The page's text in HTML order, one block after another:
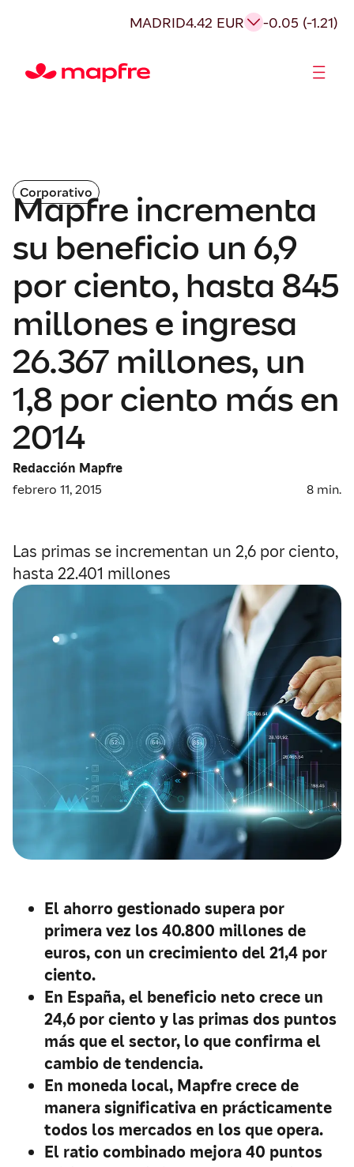
MADRID4.42 EUR -0.05 (-1.21)
Corporativo
Mapfre incrementa
su beneficio un 6,9
por ciento, hasta 845
millones e ingresa
26.367 millones, un
1,8 por ciento más en
2014
Redacción Mapfre
febrero 11, 2015
8 min.
Las primas se incrementan un 2,6 por ciento,
hasta 22.401 millones
El ahorro gestionado supera por
primera vez los 40.800 millones de
euros, con un crecimiento del 21,4 por
ciento.
En España, el beneficio neto crece un
24,6 por ciento y las primas dos puntos
más que el sector, lo que confirma el
cambio de tendencia.
En moneda local, Mapfre crece de
manera significativa en prácticamente
todos los mercados en los que opera.
El ratio combinado mejora 40 puntos